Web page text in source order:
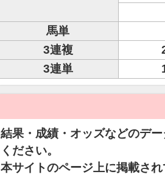
馬単
3連複
3連単
結果・成績・オッズなどのデ
ください。
本サイトのページ上に掲載さ